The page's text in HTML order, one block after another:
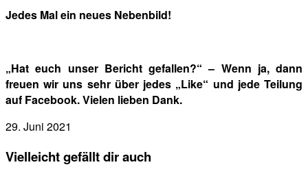
Jedes Mal ein neues Nebenbild!
„Hat euch unser Bericht gefallen?“ – Wenn ja, dann
freuen wir uns sehr über jedes „Like“ und jede Teilung
auf Facebook. Vielen lieben Dank.
29. Juni 2021
Vielleicht gefällt dir auch